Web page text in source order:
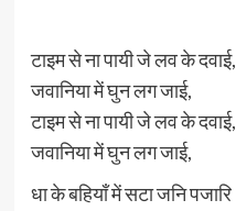
टाइम से ना पायी जे लव के दवाई,
जवानिया में घुन लग जाई,
टाइम से ना पायी जे लव के दवाई,
जवानिया में घुन लग जाई,
धा के बहियाँ में सटा जनि पजारि